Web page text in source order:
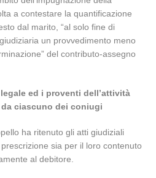
a contestare la quantificazione
dal marito, “al solo fine di
un provvedimento meno
del contributo-assegno
ed i proventi dell’attività
ciascuno dei coniugi
ha ritenuto gli atti giudiziali
sia per il loro contenuto
al debitore.